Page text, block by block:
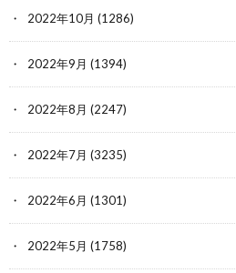
2022年10月 (1286)
2022年9月 (1394)
2022年8月 (2247)
2022年7月 (3235)
2022年6月 (1301)
2022年5月 (1758)